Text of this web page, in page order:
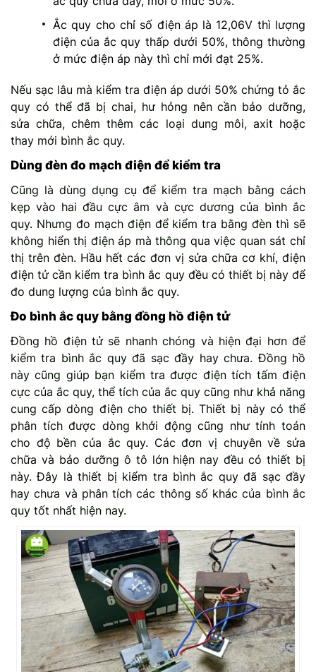
Ắc quy cho chỉ số điện áp là 12,06V thì lượng
điện của ắc quy thấp dưới 50%, thông thường
ở mức điện áp này thì chỉ mới đạt 25%.
Nếu sạc lâu mà kiểm tra điện áp dưới 50% chứng tỏ ắc
quy có thể đã bị chai, hư hỏng nên cần bảo dưỡng,
sửa chữa, chêm thêm các loại dung môi, axit hoặc
thay mới bình ắc quy.
Dùng đèn đo mạch điện để kiểm tra
Cũng là dùng dụng cụ để kiểm tra mạch bằng cách
kẹp vào hai đầu cực âm và cực dương của bình ắc
quy. Nhưng đo mạch điện để kiểm tra bằng đèn thì sẽ
không hiển thị điện áp mà thông qua việc quan sát chỉ
thị trên đèn. Hầu hết các đơn vị sửa chữa cơ khí, điện
điện tử cần kiểm tra bình ắc quy đều có thiết bị này để
đo dung lượng của bình ắc quy.
Đo bình ắc quy bằng đồng hồ điện tử
Đồng hồ điện tử sẽ nhanh chóng và hiện đại hơn để
kiểm tra bình ắc quy đã sạc đầy hay chưa. Đồng hồ
này cũng giúp bạn kiểm tra được điện tích tấm điện
cực của ắc quy, thể tích của ắc quy cũng như khả năng
cung cấp dòng điện cho thiết bị. Thiết bị này có thể
phân tích được dòng khởi động cũng như tính toán
cho độ bền của ắc quy. Các đơn vị chuyên về sửa
chữa và bảo dưỡng ô tô lớn hiện nay đều có thiết bị
này. Đây là thiết bị kiểm tra bình ắc quy đã sạc đầy
hay chưa và phân tích các thông số khác của bình ắc
quy tốt nhất hiện nay.